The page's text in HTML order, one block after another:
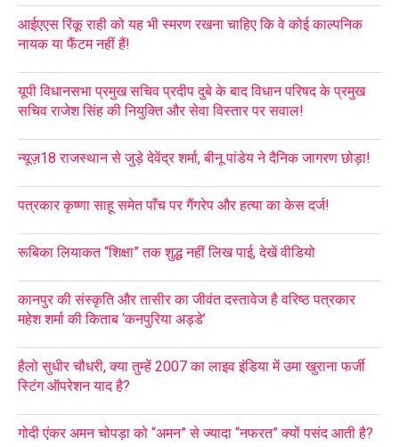
आईएएस रिंकू राही को यह भी स्मरण रखना चाहिए कि वे कोई काल्पनिक
नायक या फैंटम नहीं हैं!
यूपी विधानसभा प्रमुख सचिव प्रदीप दुबे के बाद विधान परिषद के प्रमुख
सचिव राजेश सिंह की नियुक्ति और सेवा विस्तार पर सवाल!
न्यूज़18 राजस्थान से जुड़े देवेंद्र शर्मा, बीनू पांडेय ने दैनिक जागरण छोड़ा!
पत्रकार कृष्णा साहू समेत पाँच पर गैंगरेप और हत्या का केस दर्ज!
रूबिका लियाकत “शिक्षा” तक शुद्ध नहीं लिख पाई, देखें वीडियो
कानपुर की संस्कृति और तासीर का जीवंत दस्तावेज है वरिष्ठ पत्रकार
महेश शर्मा की किताब ‘कनपुरिया अड्डे’
हैलो सुधीर चौधरी, क्या तुम्हें 2007 का लाइव इंडिया में उमा खुराना फर्जी
स्टिंग ऑपरेशन याद है?
गोदी एंकर अमन चोपड़ा को “अमन” से ज्यादा “नफरत” क्यों पसंद आती है?